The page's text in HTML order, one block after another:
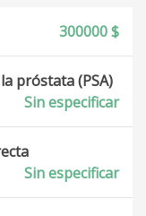
300000 $
próstata (PSA)
Sin especificar
Sin especificar